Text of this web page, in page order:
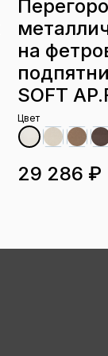
на
SOFT
Цвет
29 286 ₽